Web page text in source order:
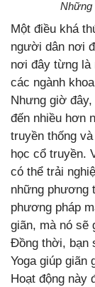
Những
Một điều khá
người dân nơi
nơi đây từng là
các ngành
Nhưng giờ đây,
đến nhiều hơn
truyền thống
học cổ truyền.
có thể trải
những phương
phương pháp
giãn, mà nó sẽ
Đồng thời, bạn
Yoga giúp giãn
Hoạt động